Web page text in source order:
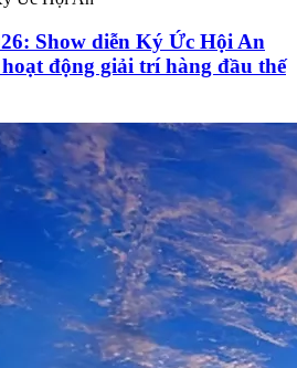
Show diễn Ký Ức Hội An
động giải trí hàng đầu thế